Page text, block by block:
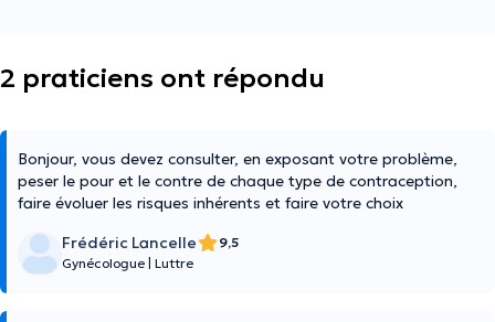
2 praticiens ont répondu
Bonjour, vous devez consulter, en exposant votre problème,
peser le pour et le contre de chaque type de contraception,
faire évoluer les risques inhérents et faire votre choix
Frédéric Lancelle
9,5
Gynécologue Luttre